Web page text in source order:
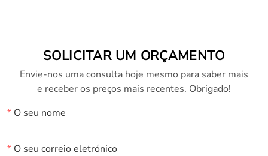
SOLICITAR UM ORÇAMENTO
Envie-nos uma consulta hoje mesmo para saber mais
e receber os preços mais recentes. Obrigado!
*O seu nome
*O seu correio eletrónico